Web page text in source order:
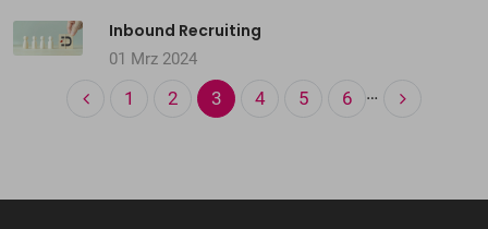
Inbound Recruiting
01 Mrz 2024
1 2 3 4 5 6 …